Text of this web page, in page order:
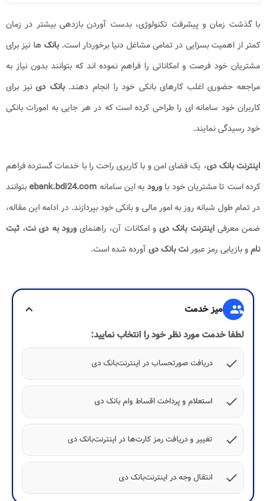
با گذشت زمان و پیشرفت تکنولوژی، بدست آوردن بازدهی بیشتر در زمان
کمتر از اهمیت بسزایی در تمامی مشاغل دنیا برخوردار است.بانک ‌ ها نیز برای
مشتریان خود فرصت و امکاناتی را فراهم نموده ‌اند که بتوانند بدون نیاز به
مراجعه حضوری اغلب کارهای بانکی خود را انجام دهند.بانک دینیز برای
کاربران خود سامانه ‌ای را طراحی کرده است که در هر جایی به امورات بانکی
خود رسیدگی نمایند.
اینترنت بانک دی، یک فضای امن و با کاربری راحت را با خدمات گسترده فراهم
کرده است تا مشتریان خود باورود به این سامانه ebank.bdi24.comبتوانند
در تمام طول شبانه روز به امور مالی و بانکی خود بپردازند. در ادامه‌ این مقاله،
ضمن معرفیاینترنت بانک دیو امکانات آن، راهنمایورود به دی نت، ثبت
نامو بازیابی رمز عبورنت بانک دیآورده شده است.
group میز خدمت
expand_more
لطفا خدمت مورد نظر خود را انتخاب نمایید:
check
دریافت صورتحساب در اینترنت‌بانک دی
check استعلام و پرداخت اقساط وام بانک دی
check تغییر و دریافت رمز کارت‌ها در اینترنت‌بانک دی
check انتقال وجه در اینترنت‌بانک دی